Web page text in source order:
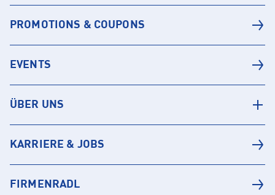
PROMOTIONS & COUPONS
EVENTS
ÜBER UNS
KARRIERE & JOBS
FIRMENRADL